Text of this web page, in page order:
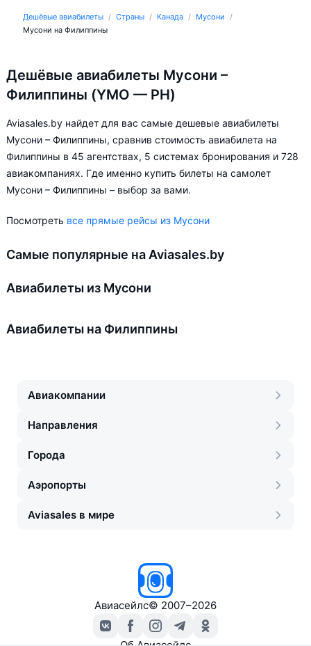
Дешёвые авиабилеты Страны Канада
Мусони
Мусони на Филиппины
Дешёвые авиабилеты Мусони –
Филиппины (YMO — PH)
Aviasales.by найдет для вас самые дешевые авиабилеты
Мусони – Филиппины, сравнив стоимость авиабилета на
Филиппины в 45 агентствах, 5 системах бронирования и 728
авиакомпаниях. Где именно купить билеты на самолет
Мусони – Филиппины – выбор за вами.
Посмотреть все прямые рейсы из Мусони
Самые популярные на Aviasales.by
Авиабилеты из Мусони
Авиабилеты на Филиппины
Авиакомпании
Направления
Города
Аэропорты
Aviasales в мире
Авиасейлс© 2007–2026